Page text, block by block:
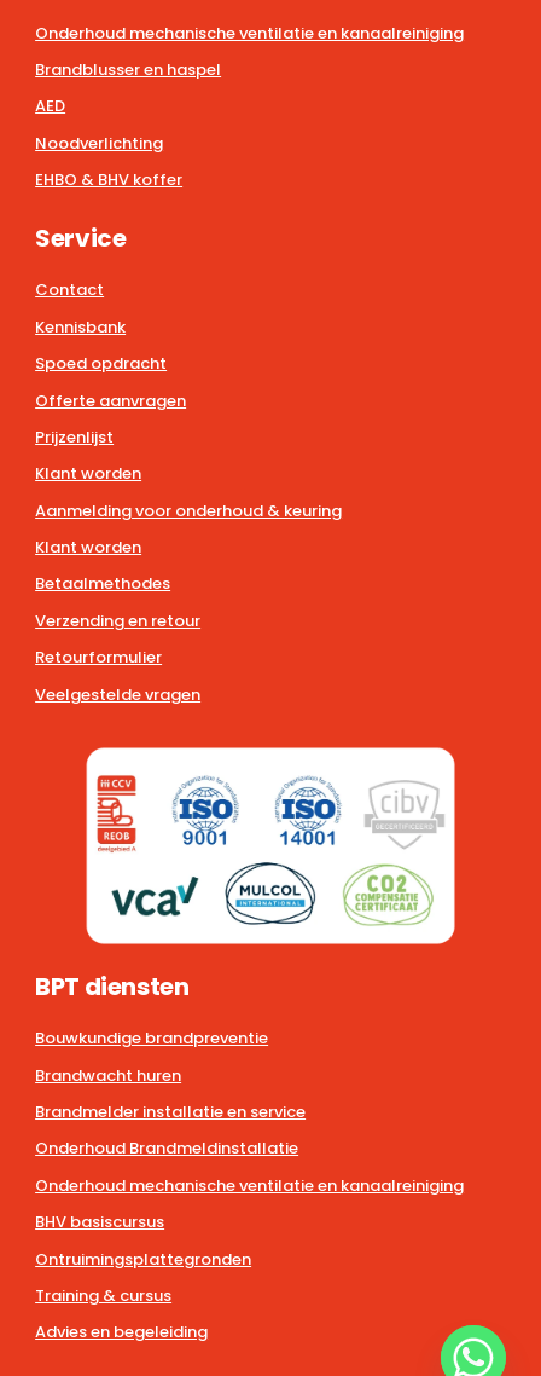
Onderhoud mechanische ventilatie en kanaalreiniging
Brandblusser en haspel
AED
Noodverlichting
EHBO & BHV koffer
Service
Contact
Kennisbank
Spoed opdracht
Offerte aanvragen
Prijzenlijst
Klant worden
Aanmelding voor onderhoud & keuring
Klant worden
Betaalmethodes
Verzending en retour
Retourformulier
Veelgestelde vragen
BPT diensten
Bouwkundige brandpreventie
Brandwacht huren
Brandmelder installatie en service
Onderhoud Brandmeldinstallatie
Onderhoud mechanische ventilatie en kanaalreiniging
BHV basiscursus
Ontruimingsplattegronden
Training & cursus
Advies en begeleiding